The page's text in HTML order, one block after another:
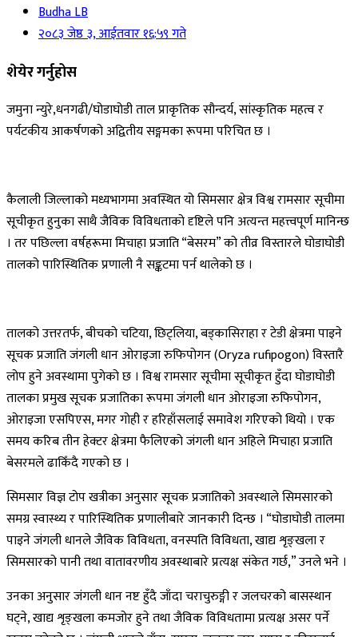
Budha LB
२०८३ जेष्ठ ३, आईतवार १६:५९ गते
शेयेर गर्नुहोस
जमुना न्युरे,धनगढी/घोडाघोडी ताल प्राकृतिक सौन्दर्य, सांस्कृतिक महत्व र
पर्यटकीय आकर्षणको अद्वितीय सङ्गमका रूपमा परिचित छ ।
कैलाली जिल्लाको मध्यभागमा अवस्थित यो सिमसार क्षेत्र विश्व रामसार सूचीमा
सूचीकृत हुनुका साथै जैविक विविधताको दृष्टिले पनि अत्यन्त महत्त्वपूर्ण मानिन्छ
। तर पछिल्ला वर्षहरूमा मिचाहा प्रजाति “बेसरम” को तीव्र विस्तारले घोडाघोडी
तालको पारिस्थितिक प्रणाली नै सङ्कटमा पर्न थालेको छ ।
तालको उत्तरतर्फ, बीचको चटिया, छिट्लिया, बड्कासिराहा र टेडी क्षेत्रमा पाइने
सूचक प्रजाति जंगली धान ओराइजा रुफिपोगन (Oryza rufipogon) विस्तारै
लोप हुने अवस्थामा पुगेको छ । विश्व रामसार सूचीमा सूचीकृत हुँदा घोडाघोडी
तालका प्रमुख सूचक प्रजातिका रूपमा जंगली धान ओराइजा रुफिपोगन,
ओराइजा एसपिएस, मगर गोही र हरिहाँसलाई समावेश गरिएको थियो । एक
समय करिब तीन हेक्टर क्षेत्रमा फैलिएको जंगली धान अहिले मिचाहा प्रजाति
बेसरमले ढाकिँदै गएको छ ।
सिमसार विज्ञ टोप खत्रीका अनुसार सूचक प्रजातिको अवस्थाले सिमसारको
समग्र स्वास्थ्य र पारिस्थितिक प्रणालीबारे जानकारी दिन्छ । “घोडाघोडी तालमा
पाइने जंगली धानले जैविक विविधता, वनस्पति विविधता, खाद्य शृङ्खला र
सिमसारको पानी तथा वातावरणीय अवस्थाबारे प्रत्यक्ष संकेत गर्छ,” उनले भने ।
उनका अनुसार जंगली धान नष्ट हुँदै जाँदा चराचुरुङ्गी र जलचरको बासस्थान
घट्ने, खाद्य शृङ्खला कमजोर हुने तथा जैविक विविधतामा प्रत्यक्ष असर पर्ने